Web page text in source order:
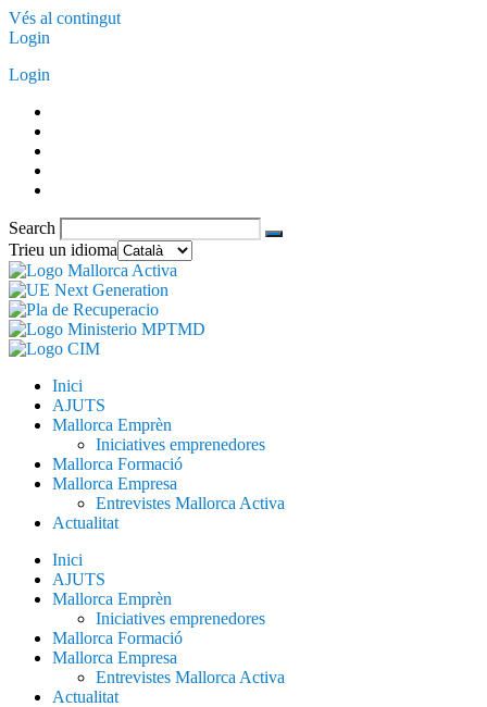
Vés al contingut
Login
Login
Search
Trieu un idioma
Inici
AJUTS
Mallorca Emprèn
Iniciatives emprenedores
Mallorca Formació
Mallorca Empresa
Entrevistes Mallorca Activa
Actualitat
Inici
AJUTS
Mallorca Emprèn
Iniciatives emprenedores
Mallorca Formació
Mallorca Empresa
Entrevistes Mallorca Activa
Actualitat